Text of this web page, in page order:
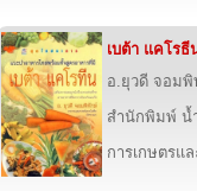
เบต้า แคโรธี
อ.ยุวดี จอม
สำนักพิมพ์ น้
การเกษตรแ